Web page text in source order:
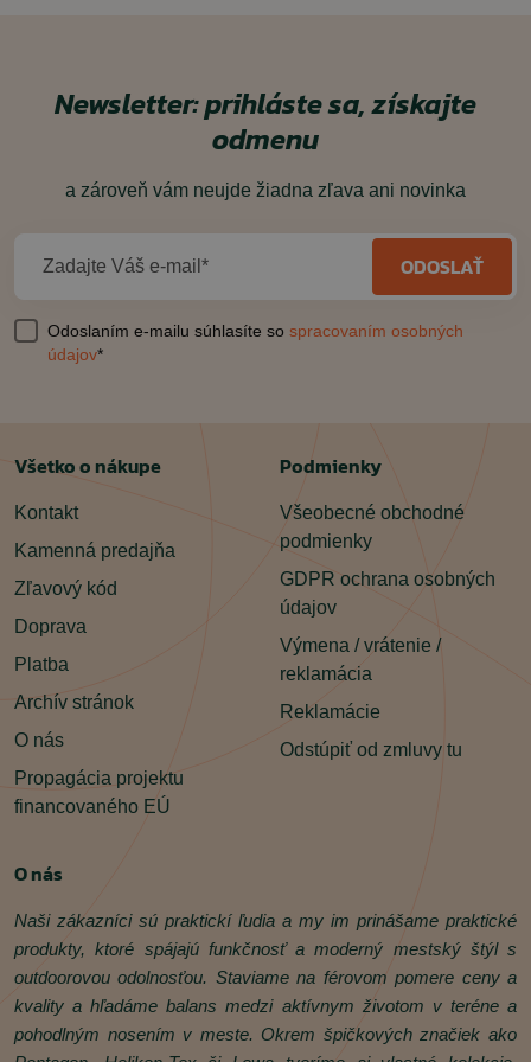
Newsletter: prihláste sa, získajte
odmenu
a zároveň vám neujde žiadna zľava ani novinka
Zadajte Váš e-mail* ODOSLAŤ
Odoslaním e-mailu súhlasíte so spracovaním osobných
údajov*
Všetko o nákupe
Kontakt
Kamenná predajňa
Zľavový kód
Doprava
Platba
Archív stránok
O nás
Propagácia projektu
financovaného EÚ
Podmienky
Všeobecné obchodné
podmienky
GDPR ochrana osobných
údajov
Výmena / vrátenie /
reklamácia
Reklamácie
Odstúpiť od zmluvy tu
O nás
Naši zákazníci sú praktickí ľudia a my im prinášame praktické
produkty, ktoré spájajú funkčnosť a moderný mestský štýl s
outdoorovou odolnosťou. Staviame na férovom pomere ceny a
kvality a hľadáme balans medzi aktívnym životom v teréne a
pohodlným nosením v meste. Okrem špičkových značiek ako